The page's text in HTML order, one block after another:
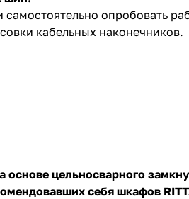
опробовать
кабельных наконечников.
основе цельносварного
себя шкафов